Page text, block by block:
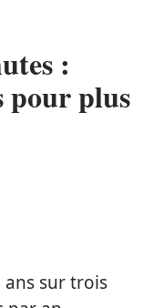
:
pour plus
ans sur trois